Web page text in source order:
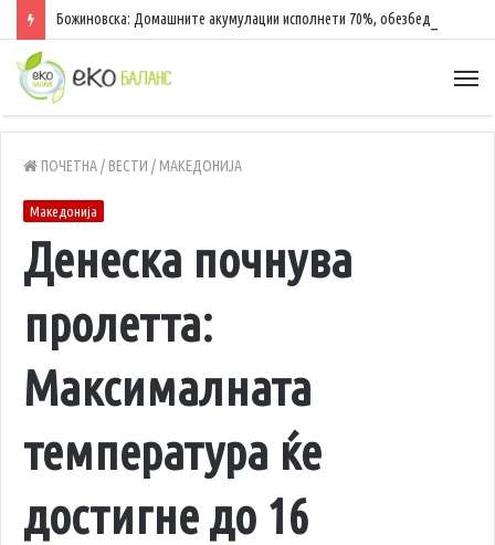
ПОЧЕТНА/ ВЕСТИ / МАКЕДОНИЈА
Македонија
Денеска почнува
пролетта:
Mаксималната
температура ќе
достигне до 16